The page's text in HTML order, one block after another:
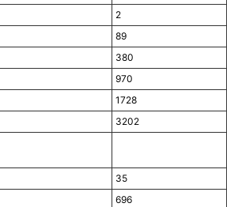
2
89
380
970
1728
3202
35
696